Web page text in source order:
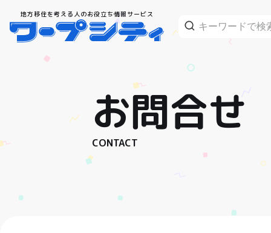
地方移住を考える人のお役立ち情報サービス
お問合せ
CONTACT